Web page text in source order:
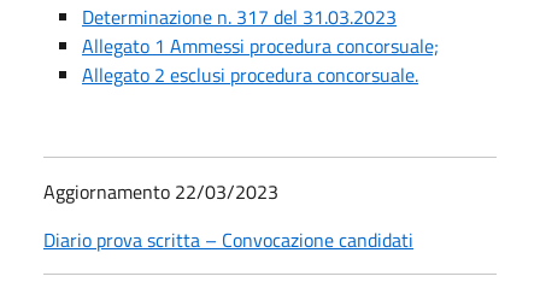
Determinazione n. 317 del 31.03.2023
Allegato 1 Ammessi procedura concorsuale;
Allegato 2 esclusi procedura concorsuale.
Aggiornamento 22/03/2023
Diario prova scritta – Convocazione candidati